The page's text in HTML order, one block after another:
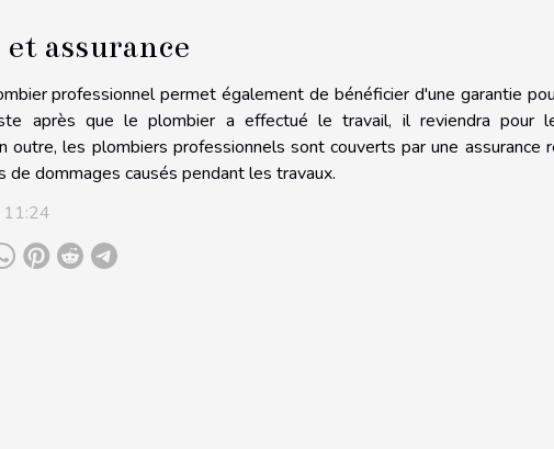
assurance
professionnel permet également de bénéficier d'une garantie
après que le plombier a effectué le travail, il reviendra pour
outre, les plombiers professionnels sont couverts par une assurance
de dommages causés pendant les travaux.
11:24